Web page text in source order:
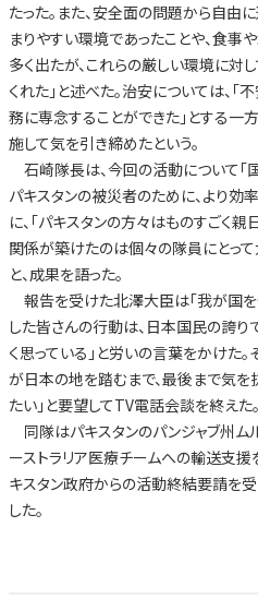
たった。また、安全面の問題から自由
まりやすい環境であったことや、食
多く出たが、これらの厳しい環境に対
くれた」と述べた。治安については、
務に専念することができた」とする一
施して気を引き締めたという。
石崎隊長は、今回の活動について「
パキスタンの被災者のために、より効
に、「パキスタンの方々はものすごく
関係が築けたのは個々の隊員にとって
と、成果を語った。
報告を受けた北澤大臣は「我が国
した皆さんの行動は、日本国民の誇
く思っている」と労いの言葉をかけた
が日本の地を踏むまで、最後まで気
たい」と要望してTV電話会談を終えた。
同隊はパキスタンのパンジャブ州ム
ーストラリア医療チームへの輸送支援
キスタン政府からの活動終結要請を
した。